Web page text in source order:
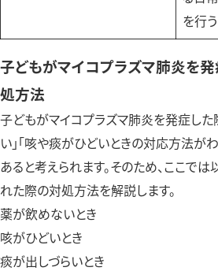
を行う
子どもがマイコプラズマ肺炎を
処方法
子どもがマイコプラズマ肺炎を発症した
い」「咳や痰がひどいときの対応方法が
あると考えられます。そのため、ここで
れた際の対処方法を解説します。
薬が飲めないとき
咳がひどいとき
痰が出しづらいとき